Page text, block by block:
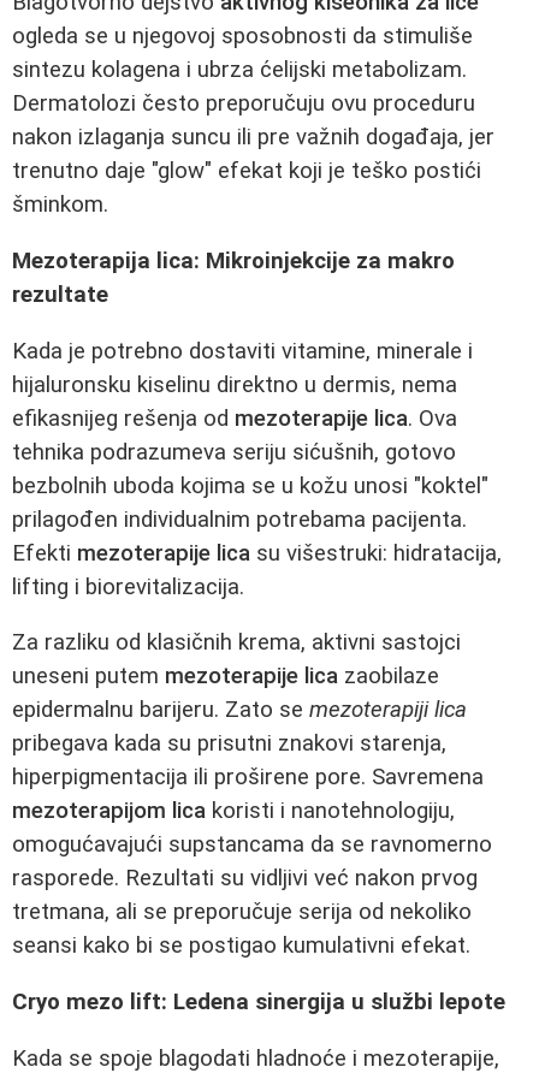
ogleda se u njegovoj sposobnosti da stimuliše
sintezu kolagena i ubrza ćelijski metabolizam.
Dermatolozi često preporučuju ovu proceduru
nakon izlaganja suncu ili pre važnih događaja, jer
trenutno daje "glow" efekat koji je teško postići
šminkom.
Mezoterapija lica: Mikroinjekcije za makro
rezultate
Kada je potrebno dostaviti vitamine, minerale i
hijaluronsku kiselinu direktno u dermis, nema
efikasnijeg rešenja od mezoterapije lica. Ova
tehnika podrazumeva seriju sićušnih, gotovo
bezbolnih uboda kojima se u kožu unosi "koktel"
prilagođen individualnim potrebama pacijenta.
Efekti mezoterapije lica su višestruki: hidratacija,
lifting i biorevitalizacija.
Za razliku od klasičnih krema, aktivni sastojci
uneseni putem mezoterapije lica zaobilaze
epidermalnu barijeru. Zato se mezoterapiji lica
pribegava kada su prisutni znakovi starenja,
hiperpigmentacija ili proširene pore. Savremena
mezoterapijom lica koristi i nanotehnologiju,
omogućavajući supstancama da se ravnomerno
rasporede. Rezultati su vidljivi već nakon prvog
tretmana, ali se preporučuje serija od nekoliko
seansi kako bi se postigao kumulativni efekat.
Cryo mezo lift: Ledena sinergija u službi lepote
Kada se spoje blagodati hladnoće i mezoterapije,